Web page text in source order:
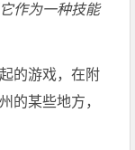
作为一种技能
的游戏，在附
的某些地方，